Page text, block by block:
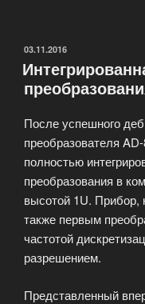
ОПУБЛИКОВАНО
03.11.2016
После успешного
преобразователя
полностью
преобразования в
высотой 1U. Прибор,
также первым
частотой
разрешением.
Представленный